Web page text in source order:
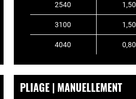
2540 1,50
3100 1,50
4040 0,80
PLIAGE | MANUELLEMENT